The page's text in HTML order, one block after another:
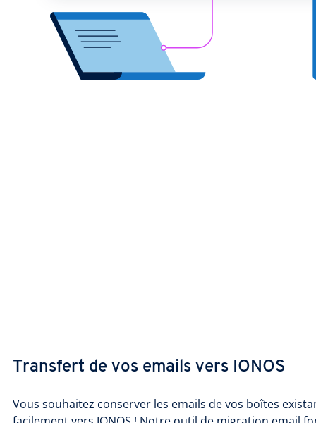
Transfert de vos emails vers IONOS
Vous souhaitez conserver les emails de vos boîtes